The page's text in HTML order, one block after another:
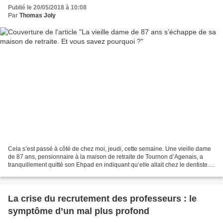
Publié le 20/05/2018 à 10:08
Par Thomas Joly
Cela s’est passé à côté de chez moi, jeudi, cette semaine. Une vieille dame
de 87 ans, pensionnaire à la maison de retraite de Tournon d’Agenais, a
tranquillement quitté son Ehpad en indiquant qu’elle allait chez le dentiste.
La crise du recrutement des professeurs : le
symptôme d’un mal plus profond